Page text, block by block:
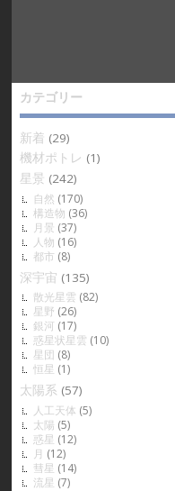
カテゴリー
新着 (29)
機材ポトレ (1)
星景 (242)
自然 (170)
構造物 (36)
月景 (37)
人物 (16)
都市 (8)
深宇宙 (135)
散光星雲 (82)
星野 (26)
銀河 (17)
惑星状星雲 (10)
星団 (8)
恒星 (1)
太陽系 (57)
人工天体 (5)
太陽 (5)
惑星 (12)
月 (12)
彗星 (14)
流星 (7)